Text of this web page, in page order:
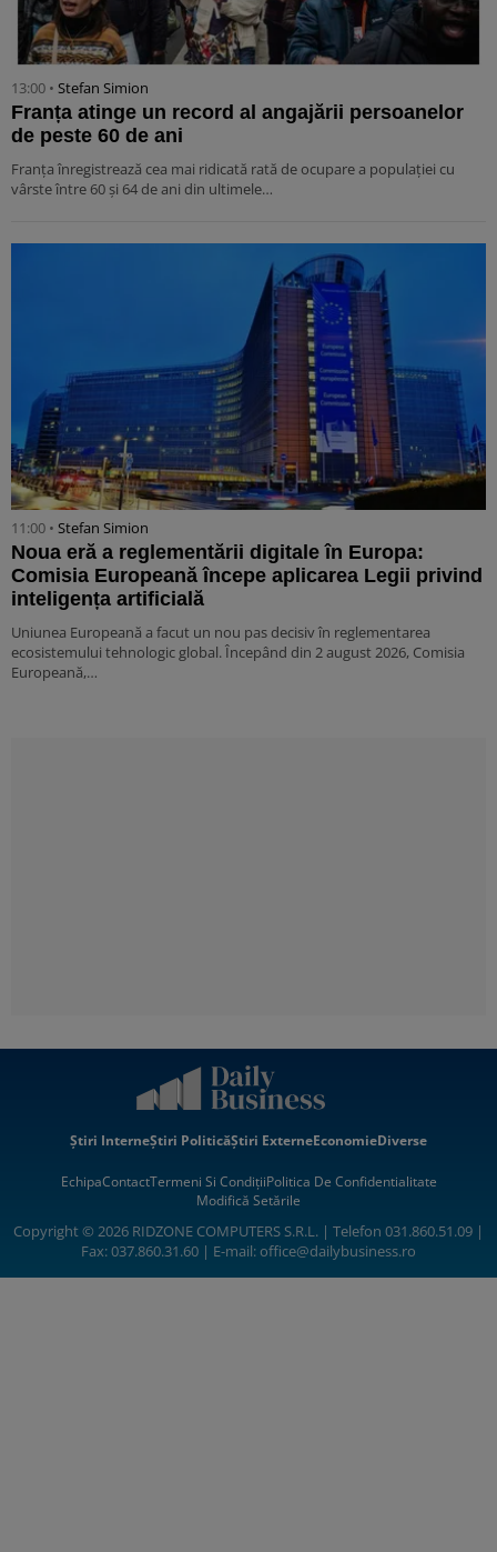
13:00 • Stefan Simion
Franța atinge un record al angajării persoanelor
de peste 60 de ani
Franța înregistrează cea mai ridicată rată de ocupare a populației cu
vârste între 60 și 64 de ani din ultimele…
11:00 • Stefan Simion
Noua eră a reglementării digitale în Europa:
Comisia Europeană începe aplicarea Legii privind
inteligența artificială
Uniunea Europeană a facut un nou pas decisiv în reglementarea
ecosistemului tehnologic global. Începând din 2 august 2026, Comisia
Europeană,…
Știri InterneȘtiri PoliticăȘtiri ExterneEconomieDiverse
EchipaContactTermeni Si CondițiiPolitica De Confidentialitate
Modifică Setările
Copyright © 2026 RIDZONE COMPUTERS S.R.L. | Telefon 031.860.51.09 |
Fax: 037.860.31.60 | E-mail:office@dailybusiness.ro